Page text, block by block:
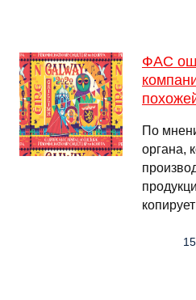
ФАС
По
органа,